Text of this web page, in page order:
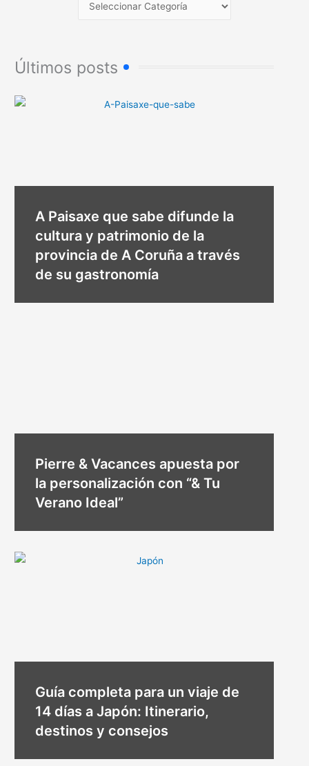
Últimos posts
A Paisaxe que sabe difunde la
cultura y patrimonio de la
provincia de A Coruña a través
de su gastronomía
Pierre & Vacances apuesta por
la personalización con “& Tu
Verano Ideal”
Guía completa para un viaje de
14 días a Japón: Itinerario,
destinos y consejos